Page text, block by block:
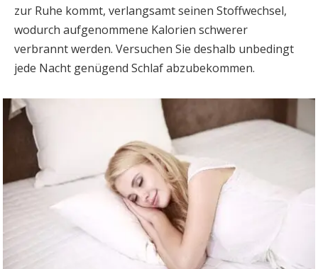
zur Ruhe kommt, verlangsamt seinen Stoffwechsel,
wodurch aufgenommene Kalorien schwerer
verbrannt werden. Versuchen Sie deshalb unbedingt
jede Nacht genügend Schlaf abzubekommen.